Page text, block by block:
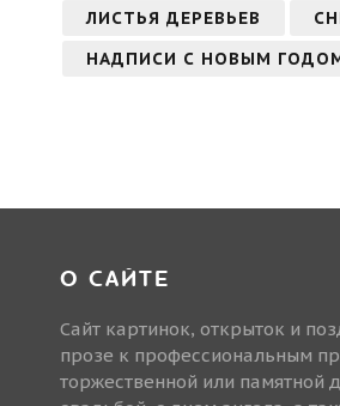
ЛИСТЬЯ ДЕРЕВЬЕВ
НАДПИСИ С НОВЫМ
О САЙТЕ
Сайт картинок, открыток и
прозе к профессиональным
торжественной или памятной